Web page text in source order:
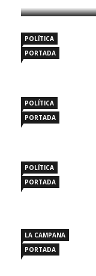
POLÍTICA
PORTADA
POLÍTICA
PORTADA
POLÍTICA
PORTADA
LA CAMPANA
PORTADA